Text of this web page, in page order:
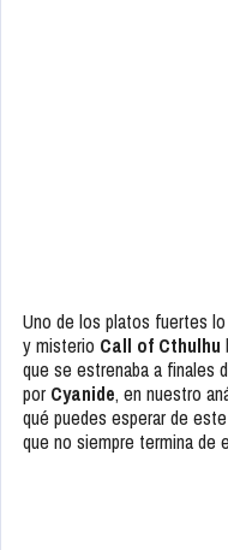
Uno de los platos fuertes
y misterio Call of Cthulhu
que se estrenaba a finales
por Cyanide, en nuestro
qué puedes esperar de
que no siempre termina de